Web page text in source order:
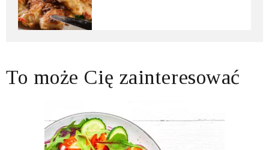
To może Cię zainteresować